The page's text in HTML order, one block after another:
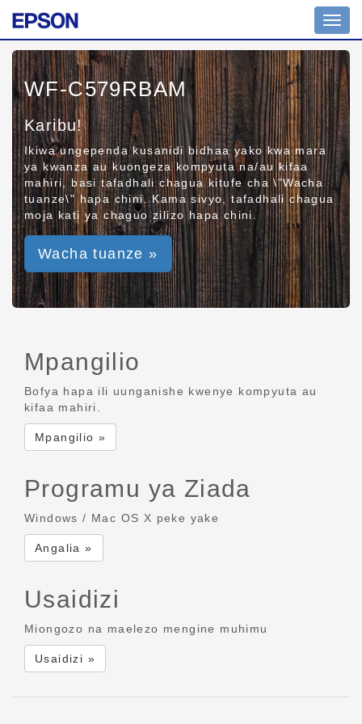
WF-C579RBAM
Karibu!
Ikiwa ungependa kusanidi bidhaa yako kwa mara
ya kwanza au kuongeza kompyuta na/au kifaa
mahiri, basi tafadhali chagua kitufe cha \"Wacha
tuanze\" hapa chini. Kama sivyo, tafadhali chagua
moja kati ya chaguo zilizo hapa chini.
Wacha tuanze »
Mpangilio
Bofya hapa ili uunganishe kwenye kompyuta au
kifaa mahiri.
Mpangilio »
Programu ya Ziada
Windows / Mac OS X peke yake
Angalia »
Usaidizi
Miongozo na maelezo mengine muhimu
Usaidizi »